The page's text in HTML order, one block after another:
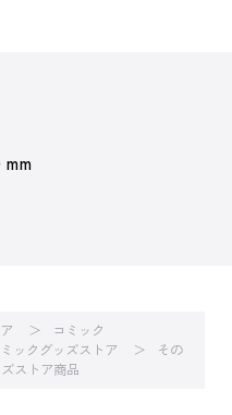
コミック
ックグッズストア
その
ストア商品